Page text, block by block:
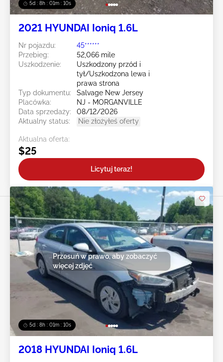
5d : 8h : 01m : 08s
2021 HYUNDAI Ioniq 1.6L
Nr pojazdu:
45******
Przebieg:
52,066 mile
Uszkodzenie:
Uszkodzony przód i
tył/Uszkodzona lewa i
prawa strona
Typ dokumentu:
Salvage New Jersey
Placówka:
NJ - MORGANVILLE
Data sprzedaży:
08/12/2026
Aktualny status:
Nie złożyłeś oferty
Aktualna oferta:
$25
Licytuj teraz!
5d : 8h : 01m : 08s
Przesuń w prawo, aby zobaczyć
więcej zdjęć
2018 HYUNDAI Ioniq 1.6L